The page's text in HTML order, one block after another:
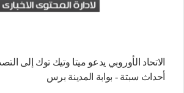
الاتحاد الأوروبي يدعو ميتا وتيك توك إلى
أحداث سبتة - بوابة المدينة برس